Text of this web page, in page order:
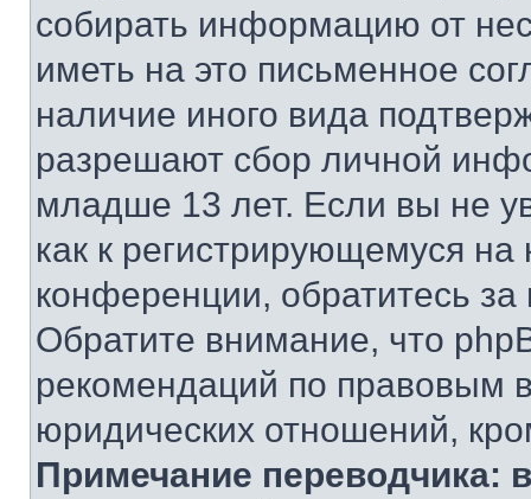
собирать информацию от
иметь на это письменное
наличие иного вида
разрешают сбор личной
младше 13 лет. Если вы не
как к регистрирующемуся
конференции, обратитесь
Обратите внимание, что
рекомендаций по правовым
юридических отношений,
Примечание переводчика: